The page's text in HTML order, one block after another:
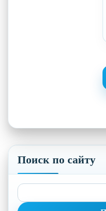
Поиск по сайту
Найти: